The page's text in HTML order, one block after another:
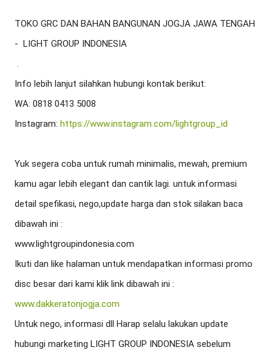
TOKO GRC DAN BAHAN BANGUNAN JOGJA JAWA TENGAH
-  LIGHT GROUP INDONESIA
Info lebih lanjut silahkan hubungi kontak berikut:
WA: 0818 0413 5008
Instagram: https://www.instagram.com/lightgroup_id
Yuk segera coba untuk rumah minimalis, mewah, premium
kamu agar lebih elegant dan cantik lagi. untuk informasi
detail spefikasi, nego,update harga dan stok silakan baca
dibawah ini :
www.lightgroupindonesia.com
Ikuti dan like halaman untuk mendapatkan informasi promo
www.dakkeratonjogja.com
Untuk nego, informasi dll Harap selalu lakukan update
hubungi marketing LIGHT GROUP INDONESIA sebelum